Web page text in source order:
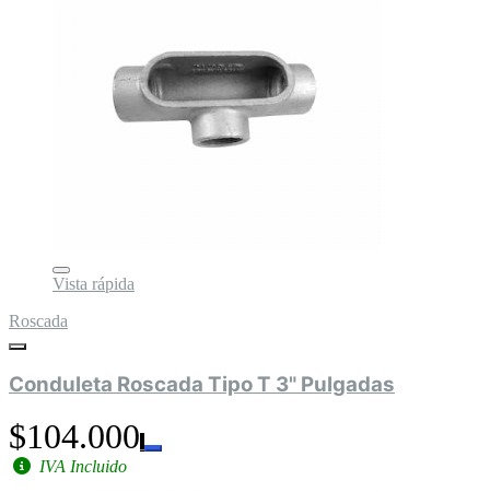
Vista rápida
Roscada
Conduleta Roscada Tipo T 3" Pulgadas
$104.000
IVA Incluido